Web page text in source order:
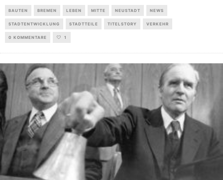
BAUTEN BREMEN LEBEN MITTE NEUSTADT NEWS
STADTENTWICKLUNG STADTTEILE TITELSTORY VERKEHR
0 KOMMENTARE 1